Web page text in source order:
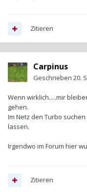
Zitieren
Carpinus
Geschrieben 20.
Wenn wirklich.....mir
gehen.
Im Netz den Turbo
lassen.
Irgendwo im Forum hier
Zitieren